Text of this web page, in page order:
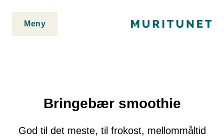
Meny
Bringebær smoothie
God til det meste, til frokost, mellommåltid